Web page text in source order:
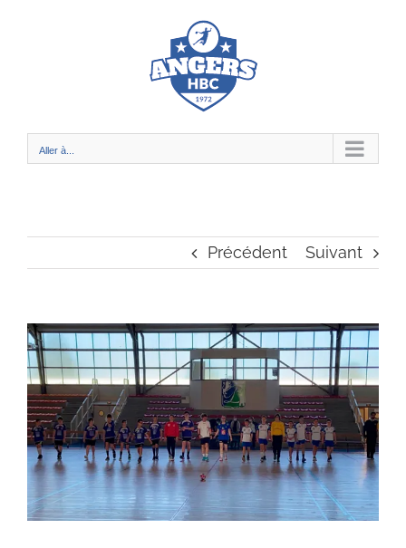
Aller à...
Précédent Suivant
Voir
l'image
agrandie